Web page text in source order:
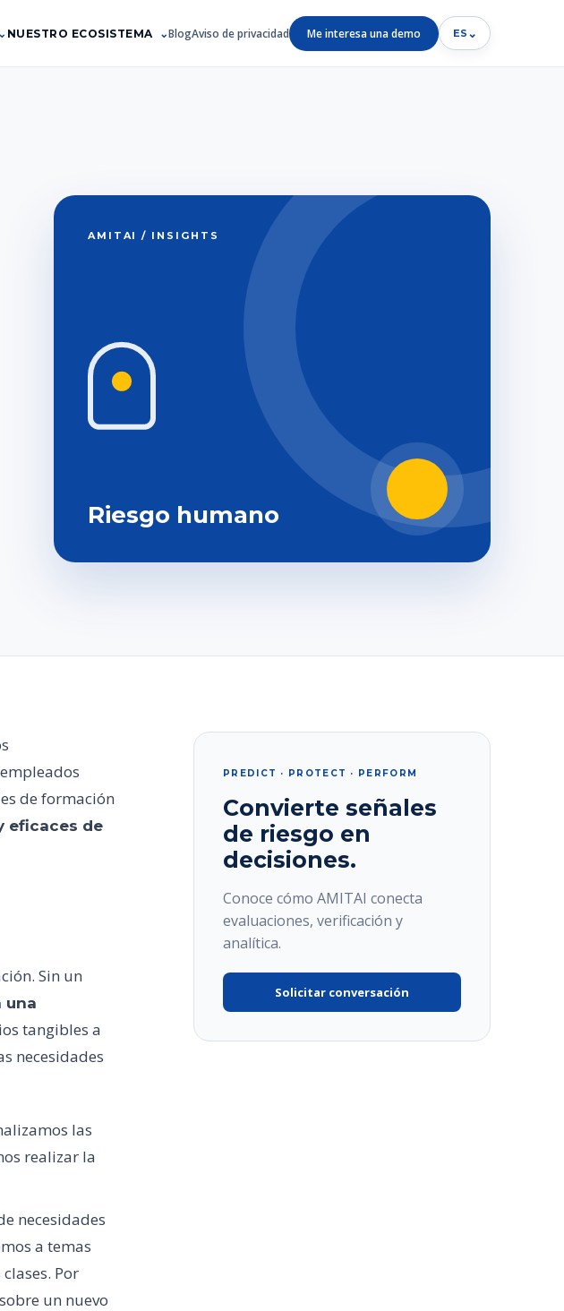
NUESTRO ECOSISTEMA BlogAviso de privacidad Me interesa una demo ES ⌄
AMITAI / INSIGHTS
Riesgo humano
de formación
eficaces de
Sin un
una
tangibles a
necesidades
las
realizar la
necesidades
a temas
Por
un nuevo
PREDICT · PROTECT · PERFORM
Convierte señales
de riesgo en
decisiones.
Conoce cómo AMITAI conecta
evaluaciones, verificación y
analítica.
Solicitar conversación